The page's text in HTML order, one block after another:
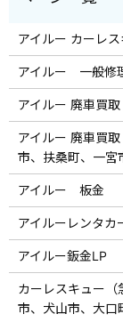
アイルー カーレ
アイルー 一般修
アイルー 廃車買取
アイルー 廃車買
市、扶桑町、一
アイルー 板金
アイルーレンタ
アイルー鈑金LP
カーレスキュー
市、犬山市、大口